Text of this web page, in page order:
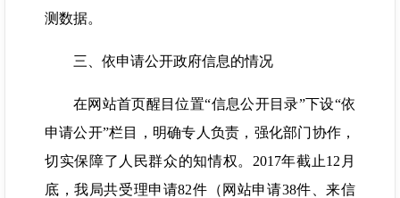
测数据。
三、依申请公开政府信息的情况
在网站首页醒目位置“信息公开目录”下设“依
申请公开”栏目，明确专人负责，强化部门协作，
切实保障了人民群众的知情权。2017年截止12月
底，我局共受理申请82件（网站申请38件、来信